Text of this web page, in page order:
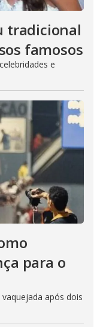
tradicional
famosos
e
para o
após dois